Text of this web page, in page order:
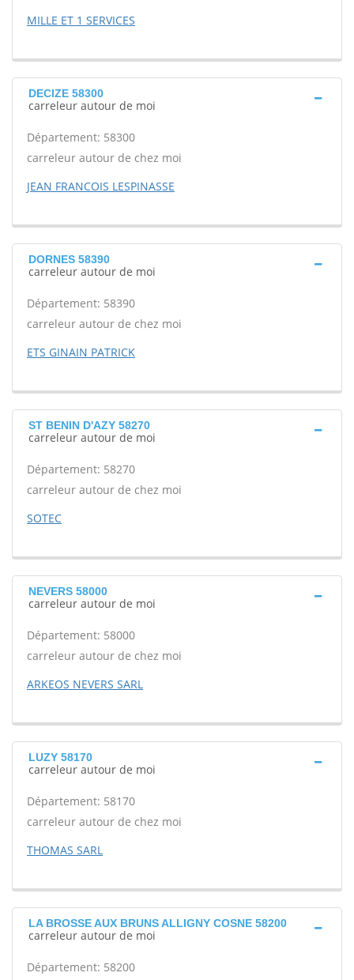
MILLE ET 1 SERVICES
DECIZE 58300
carreleur autour de moi
Département: 58300
carreleur autour de chez moi
JEAN FRANCOIS LESPINASSE
DORNES 58390
carreleur autour de moi
Département: 58390
carreleur autour de chez moi
ETS GINAIN PATRICK
ST BENIN D'AZY 58270
carreleur autour de moi
Département: 58270
carreleur autour de chez moi
SOTEC
NEVERS 58000
carreleur autour de moi
Département: 58000
carreleur autour de chez moi
ARKEOS NEVERS SARL
LUZY 58170
carreleur autour de moi
Département: 58170
carreleur autour de chez moi
THOMAS SARL
LA BROSSE AUX BRUNS ALLIGNY COSNE 58200
carreleur autour de moi
Département: 58200